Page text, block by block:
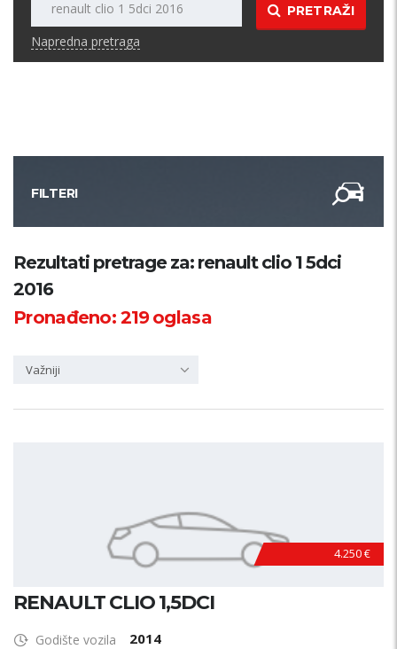
PRETRAŽI
Napredna pretraga
FILTERI
Kategorija
Županija
Rezultati pretrage za: renault clio 1 5dci
2016
Pronađeno:219oglasa
Važniji
4.250 €
RENAULT CLIO 1,5DCI
Godište vozila 2014